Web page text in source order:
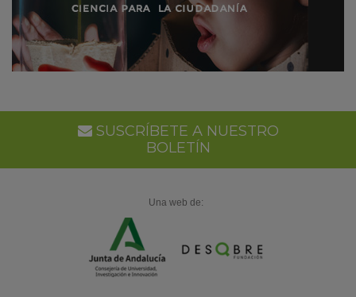
SUSCRÍBETE A NUESTRO
BOLETÍN
Una web de: